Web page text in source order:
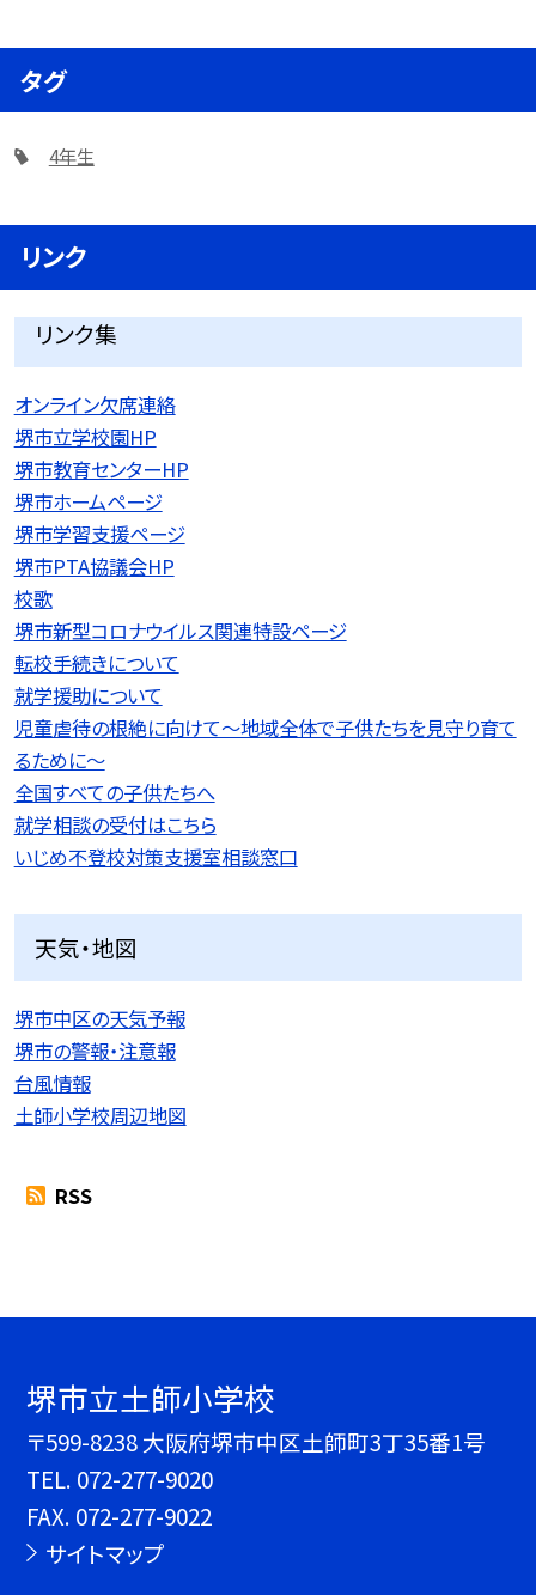
タグ
4年生
リンク
リンク集
オンライン欠席連絡
堺市立学校園HP
堺市教育センターHP
堺市ホームページ
堺市学習支援ページ
堺市PTA協議会HP
校歌
堺市新型コロナウイルス関連特設ページ
転校手続きについて
就学援助について
児童虐待の根絶に向けて〜地域全体で子供たちを見守り育て
るために〜
全国すべての子供たちへ
就学相談の受付はこちら
いじめ不登校対策支援室相談窓口
天気・地図
堺市中区の天気予報
堺市の警報・注意報
台風情報
土師小学校周辺地図
RSS
堺市立土師小学校
〒599-8238 大阪府堺市中区土師町3丁35番1号
TEL. 072-277-9020
FAX. 072-277-9022
サイトマップ